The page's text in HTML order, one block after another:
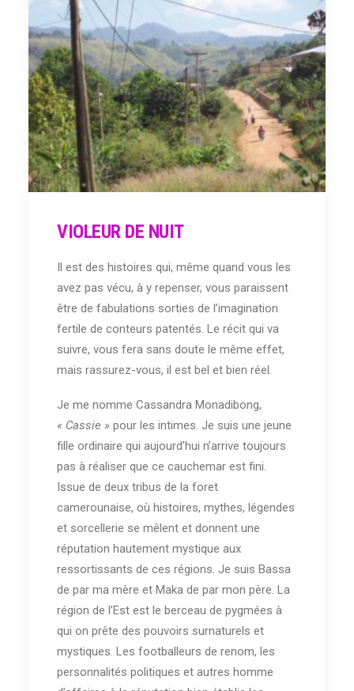
VIOLEUR DE NUIT
Il est des histoires qui, même quand vous les
avez pas vécu, à y repenser, vous paraissent
être de fabulations sorties de l’imagination
fertile de conteurs patentés. Le récit qui va
suivre, vous fera sans doute le même effet,
mais rassurez-vous, il est bel et bien réel.
Je me nomme Cassandra Monadibong,
« Cassie » pour les intimes. Je suis une jeune
fille ordinaire qui aujourd’hui n’arrive toujours
pas à réaliser que ce cauchemar est fini.
Issue de deux tribus de la foret
camerounaise, où histoires, mythes, légendes
et sorcellerie se mêlent et donnent une
réputation hautement mystique aux
ressortissants de ces régions. Je suis Bassa
de par ma mère et Maka de par mon père. La
région de l’Est est le berceau de pygmées à
qui on prête des pouvoirs surnaturels et
mystiques. Les footballeurs de renom, les
personnalités politiques et autres homme